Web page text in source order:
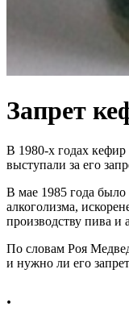
Запрет
В 1980-х годах кефир
выступали за его
В мае 1985 года
алкоголизма,
производству пива и
По словам Роя
и нужно ли его
.